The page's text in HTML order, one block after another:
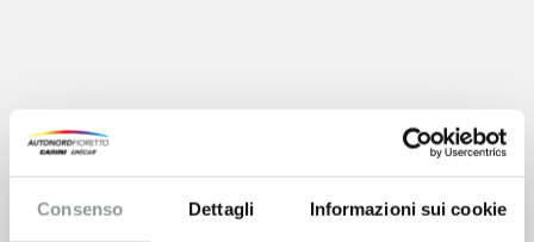
Consenso Dettagli Informazioni sui cookie